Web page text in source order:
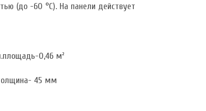
(до -60 °C). На панели действует
0,46 м²
45 мм